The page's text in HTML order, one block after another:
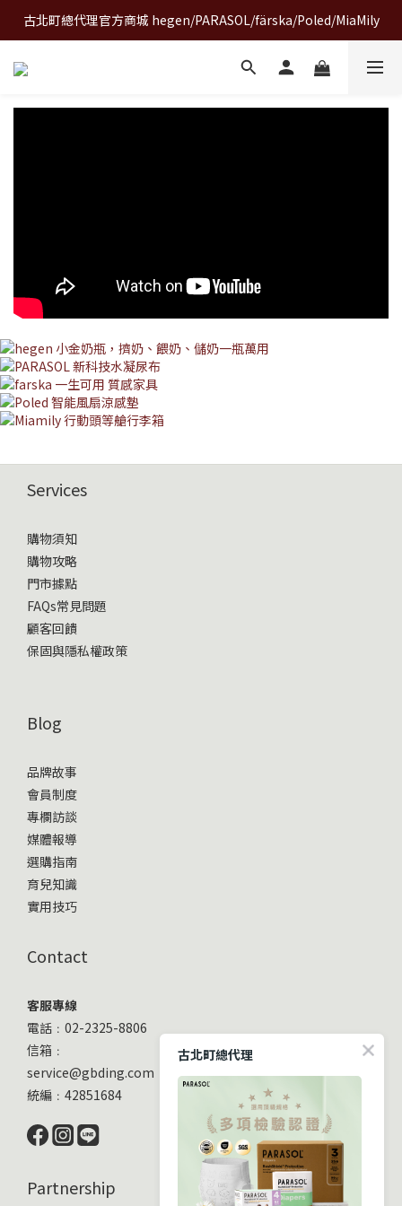
A World of Wonder 奇想世界特展｜套票熱賣中
古北町總代理官方商城 hegen/PARASOL/färska/Poled/MiaMily
A World of Wonder 奇想世界特展｜套票熱賣中
Services
購物須知
購物攻略
門市據點
FAQs常見問題
顧客回饋
保固與隱私權政策
Blog
品牌故事
會員制度
專欄訪談
媒體報導
選購指南
育兒知識
實用技巧
Contact
客服專線
電話﹕02-2325-8806
信箱﹕
service@gbding.com
統編﹕42851684
Partnership
古北町總代理